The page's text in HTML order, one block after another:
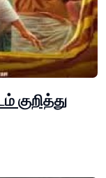
குறித்து